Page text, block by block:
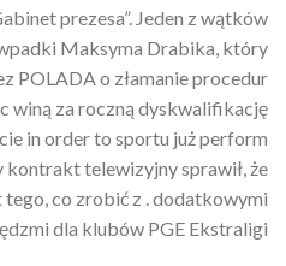
prezesa”. Jeden z wątków
Maksyma Drabika, który
POLADA o złamanie procedur
winą za roczną dyskwalifikację
in order to sportu już perform
kontrakt telewizyjny sprawił, że
tego, co zrobić z . dodatkowymi
dla klubów PGE Ekstraligi.